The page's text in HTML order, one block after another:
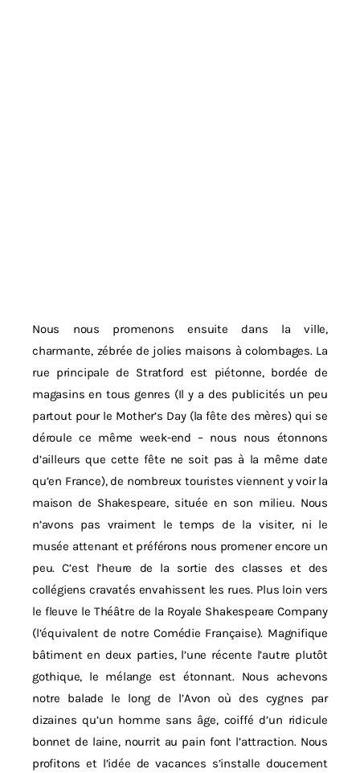
Nous nous promenons ensuite dans la ville,
charmante, zébrée de jolies maisons à colombages. La
rue principale de Stratford est piétonne, bordée de
magasins en tous genres (Il y a des publicités un peu
partout pour le Mother’s Day (la fête des mères) qui se
déroule ce même week-end – nous nous étonnons
d’ailleurs que cette fête ne soit pas à la même date
qu’en France), de nombreux touristes viennent y voir la
maison de Shakespeare, située en son milieu. Nous
n’avons pas vraiment le temps de la visiter, ni le
musée attenant et préférons nous promener encore un
peu. C’est l’heure de la sortie des classes et des
collégiens cravatés envahissent les rues. Plus loin vers
le fleuve le Théâtre de la Royale Shakespeare Company
(l’équivalent de notre Comédie Française). Magnifique
bâtiment en deux parties, l’une récente l’autre plutôt
gothique, le mélange est étonnant. Nous achevons
notre balade le long de l’Avon où des cygnes par
dizaines qu’un homme sans âge, coiffé d’un ridicule
bonnet de laine, nourrit au pain font l’attraction. Nous
profitons et l’idée de vacances s’installe doucement